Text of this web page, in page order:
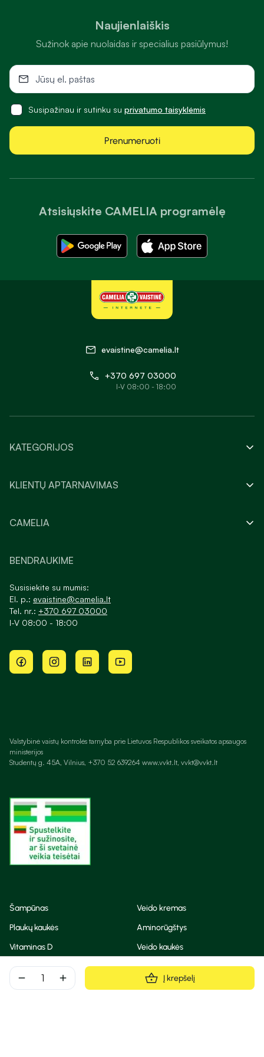
remove add Į krepšelį
Atsisiųskite CAMELIA programėlę
Naujienlaiškis
Sužinok apie nuolaidas ir specialius pasiūlymus!
Susipažinau ir sutinku su privatumo taisyklėmis
Prenumeruoti
evaistine@camelia.lt
+370 697 03000
I-V 08:00 - 18:00
KATEGORIJOS
KLIENTŲ APTARNAVIMAS
CAMELIA
BENDRAUKIME
Susisiekite su mumis:
El. p.: evaistine@camelia.lt
Tel. nr.: +370 697 03000
I-V 08:00 - 18:00
Valstybinė vaistų kontrolės tarnyba prie Lietuvos Respublikos sveikatos apsaugos
ministerijos
Studentų g. 45A, Vilnius, +370 52 639264 www.vvkt.lt, vvkt@vvkt.lt
Šampūnas
Veido kremas
Plaukų kaukės
Aminorūgštys
Vitaminas D
Veido kaukės
Korėjietiška kosmetika
Eteriniai aliejai
Dezodorantas
BB ir CC kremas